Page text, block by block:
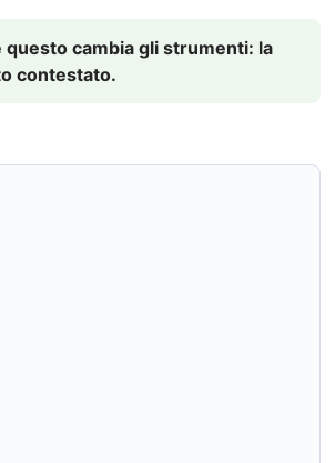
questo cambia gli strumenti: la
contestato.